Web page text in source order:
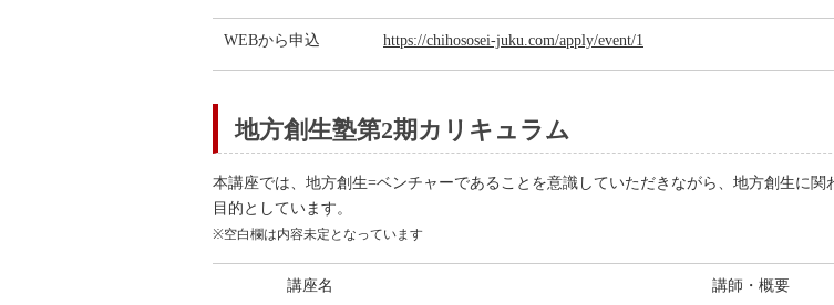
WEBから申込 https://chihososei-juku.com/apply/event/1
地方創生塾第2期カリキュラム
本講座では、地方創生=ベンチャーであることを意識していただきながら、地方創生に
目的としています。
※空白欄は内容未定となっています
講座名 講師・概要